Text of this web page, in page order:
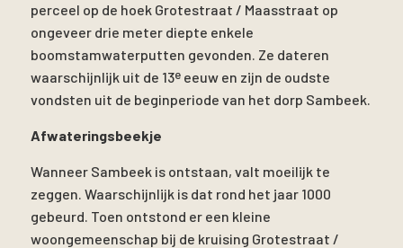
perceel op de hoek Grotestraat / Maasstraat op
ongeveer drie meter diepte enkele
boomstamwaterputten gevonden. Ze dateren
waarschijnlijk uit de 13eeeuw en zijn de oudste
vondsten uit de beginperiode van het dorp Sambeek.
Afwateringsbeekje
Wanneer Sambeek is ontstaan, valt moeilijk te
zeggen. Waarschijnlijk is dat rond het jaar 1000
gebeurd. Toen ontstond er een kleine
woongemeenschap bij de kruising Grotestraat /